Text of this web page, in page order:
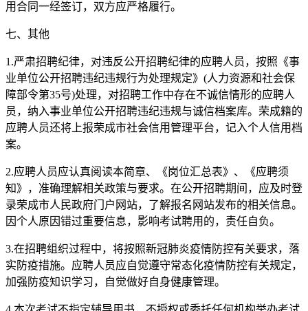
用合同一经签订，双方应严格履行。
七、其他
1.严肃招聘纪律，对违反公开招聘纪律的应聘人员，按照《事
业单位公开招聘违纪违规行为处理规定》(人力资源和社会保
障部令第35号)处理，对招聘工作中存在不诚信情形的应聘人
员，纳入事业单位公开招聘违纪违规与诚信档案库。荣成籍的
应聘人员还将上报荣成市社会信用管理平台，记入个人信用档
案。
2.应聘人员应认真阅读本简章、《岗位汇总表》、《应聘须
知》，准确理解相关政策与要求。在公开招聘期间，应及时登
录荣成市人民政府门户网站，了解报名网站发布的相关信息。
因个人原因错过重要信息，影响考试聘用的，责任自负。
3.在招聘组织过程中，将按照新冠肺炎疫情防控有关要求，落
实防疫措施。应聘人员应自觉遵守常态化疫情防控有关规定，
加强防疫知识学习，自觉做好自身健康管理。